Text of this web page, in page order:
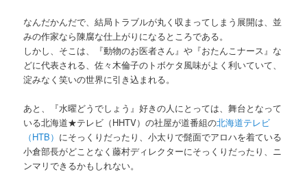
なんだかんだで、結局トラブルが丸く収まってしまう展開は、並
みの作家なら陳腐な仕上がりになるところである。
しかし、そこは、『動物のお医者さん』や『おたんこナース』な
どに代表される、佐々木倫子のトボケタ風味がよく利いていて、
淀みなく笑いの世界に引き込まれる。
あと、『水曜どうでしょう』好きの人にとっては、舞台となって
いる北海道★テレビ（HHTV）の社屋が道番組の北海道テレビ
（HTB） にそっくりだったり、小太りで髭面でアロハを着ている
小倉部長がどことなく藤村ディレクターにそっくりだったり、ニ
ンマリできるかもしれない。